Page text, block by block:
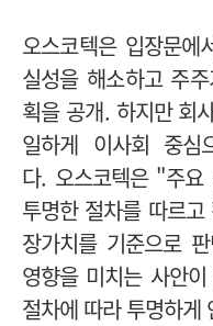
오스코텍은 입장문
실성을 해소하고 주
획을 공개. 하지만 회
일하게 이사회 중심
다. 오스코텍은 "주
투명한 절차를 따르
장가치를 기준으로
영향을 미치는 사안
절차에 따라 투명하게